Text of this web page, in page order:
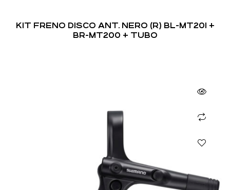
KIT FRENO DISCO ANT. NERO (R) BL-MT201 +
BR-MT200 + TUBO